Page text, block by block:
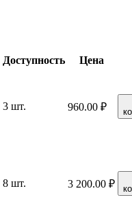
Доступность Цена
3 шт. 960.00 ₽
8 шт. 3 200.00 ₽